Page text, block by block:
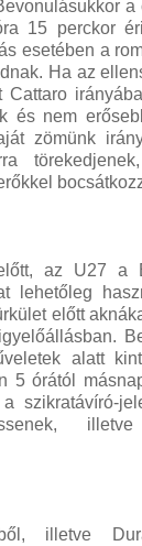
15 perckor
esetében a
Ha az
Cattaro
és nem
zömünk
az U27 a
lehetőleg
előtt
alatt
5 órától
szikratávíró-
illetve